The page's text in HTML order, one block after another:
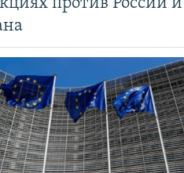
против России и